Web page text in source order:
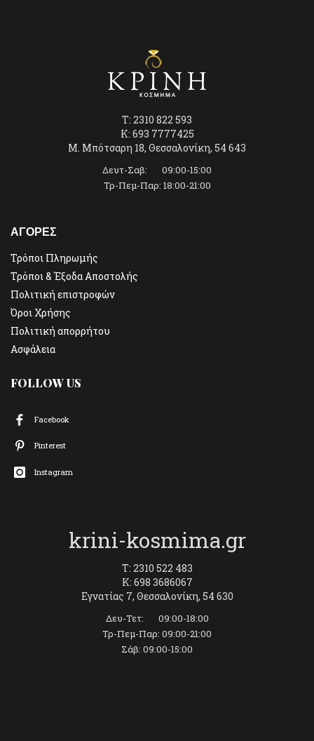
T: 2310 822 593
K: 693 7777425
Μ. Μπότσαρη 18, Θεσσαλονίκη, 54 643
Δευτ-Σαβ: 09:00-15:00
Τρ-Πεμ-Παρ: 18:00-21:00
ΑΓΟΡΕΣ
Τρόποι Πληρωμής
Τρόποι & Έξοδα Αποστολής
Πολιτική επιστροφών
Όροι Χρήσης
Πολιτική απορρήτου
Ασφάλεια
FOLLOW US
Facebook
Pinterest
Instagram
krini-kosmima.gr
T: 2310 522 483
K: 698 3686067
Εγνατίας 7, Θεσσαλονίκη, 54 630
Δευ-Τετ: 09:00-18:00
Τρ-Πεμ-Παρ: 09:00-21:00
Σάβ: 09:00-15:00